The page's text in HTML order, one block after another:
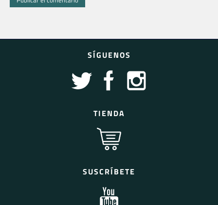
SÍGUENOS
TIENDA
SUSCRÍBETE